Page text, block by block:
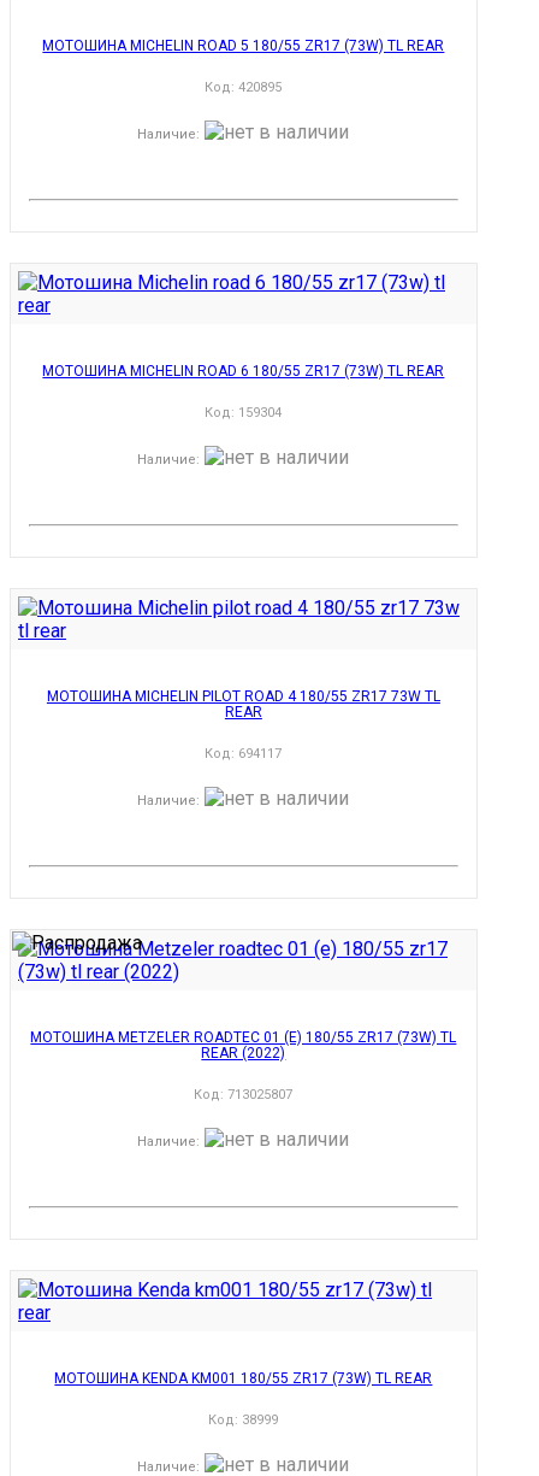
МОТОШИНА MICHELIN ROAD 5 180/55 ZR17 (73W) TL REAR
Код:420895
Наличие:
МОТОШИНА MICHELIN ROAD 6 180/55 ZR17 (73W) TL REAR
Код: 159304
Наличие:
МОТОШИНА MICHELIN PILOT ROAD 4 180/55 ZR17 73W TL
REAR
Код: 694117
Наличие:
МОТОШИНА METZELER ROADTEC 01 (E) 180/55 ZR17 (73W) TL
REAR (2022)
Код:713025807
Наличие:
МОТОШИНА KENDA KM001 180/55 ZR17 (73W) TL REAR
Код: 38999
Наличие: